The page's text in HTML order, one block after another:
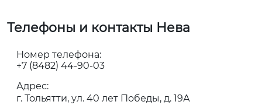
Телефоны и контакты Нева
Номер телефона:
+7 (8482) 44-90-03
Адрес:
г. Тольятти, ул. 40 лет Победы, д. 19А